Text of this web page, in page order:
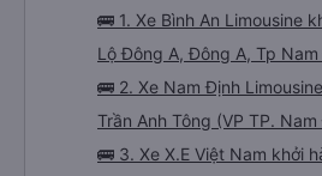
🚌 1. Xe Bình An Limousine
Lộ Đông A, Đông A, Tp
🚌 2. Xe Nam Định
Trần Anh Tông (VP TP.
🚌 3. Xe X.E Việt Nam khởi